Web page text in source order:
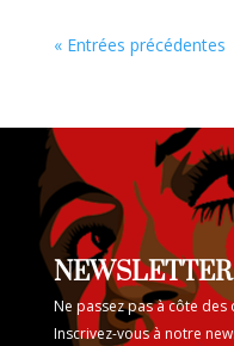
« Entrées précédentes
NEWSLETTER
Ne passez pas à côte des
Inscrivez-vous à notre